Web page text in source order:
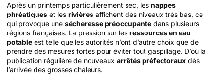
Après un printemps particulièrement sec, les nappes
phréatiques et les rivières affichent des niveaux très bas, ce
qui provoque une sécheresse préoccupante dans plusieurs
régions françaises. La pression sur les ressources en eau
potable est telle que les autorités n’ont d’autre choix que de
prendre des mesures fortes pour éviter tout gaspillage. D’où la
publication régulière de nouveaux arrêtés préfectoraux dès
l’arrivée des grosses chaleurs.